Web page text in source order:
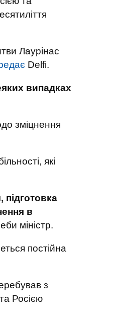
Лаурінас
Delfi.
випадках
зміцнення
які
підготовка
в
міністр.
постійна
з
Росією